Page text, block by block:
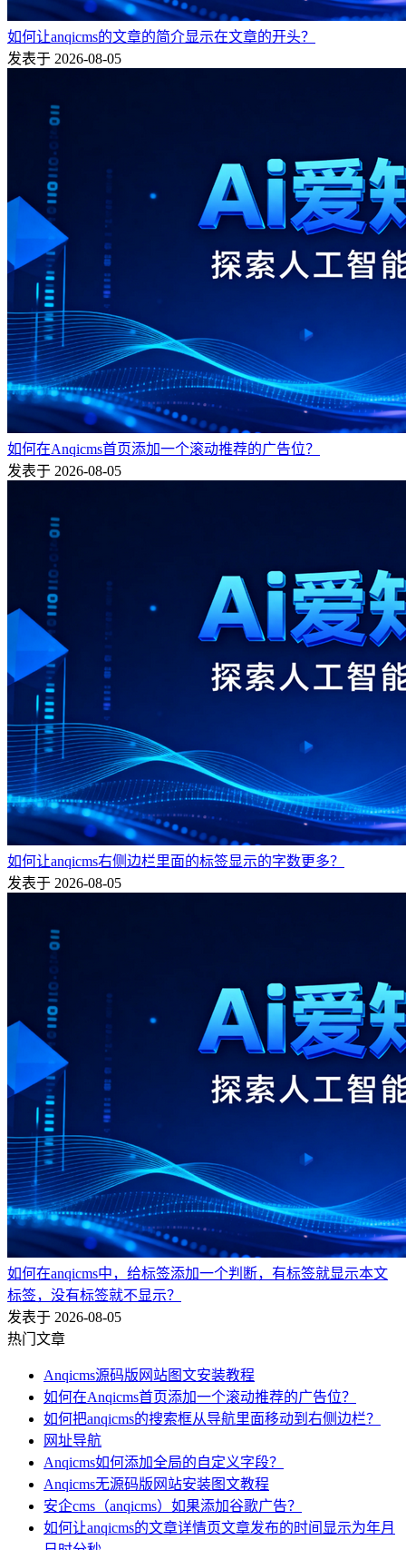
如何让anqicms的文章的简介显示在文章的开头？
发表于 2026-08-05
如何在Anqicms首页添加一个滚动推荐的广告位？
发表于 2026-08-05
如何让anqicms右侧边栏里面的标签显示的字数更多？
发表于 2026-08-05
如何在anqicms中，给标签添加一个判断，有标签就显示本文
标签，没有标签就不显示？
发表于 2026-08-05
热门文章
Anqicms源码版网站图文安装教程
如何在Anqicms首页添加一个滚动推荐的广告位？
如何把anqicms的搜索框从导航里面移动到右侧边栏？
网址导航
Anqicms如何添加全局的自定义字段？
Anqicms无源码版网站安装图文教程
安企cms（anqicms）如果添加谷歌广告？
如何让anqicms的文章详情页文章发布的时间显示为年月